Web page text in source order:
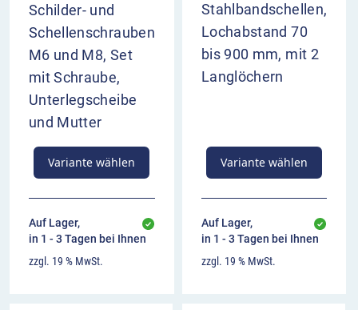
Schilder- und
Schellenschrauben
M6 und M8, Set
mit Schraube,
Unterlegscheibe
und Mutter
Variante wählen
Auf Lager,
in 1 - 3 Tagen bei Ihnen
zzgl. 19 % MwSt.
Stahlbandschellen,
Lochabstand 70
bis 900 mm, mit 2
Langlöchern
Variante wählen
Auf Lager,
in 1 - 3 Tagen bei Ihnen
zzgl. 19 % MwSt.